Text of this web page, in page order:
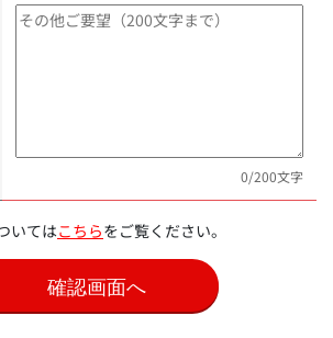
0/200文字
いてはこちらをご覧ください。